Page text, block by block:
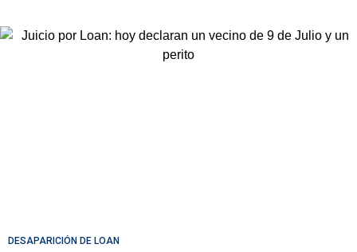
DESAPARICIÓN DE LOAN